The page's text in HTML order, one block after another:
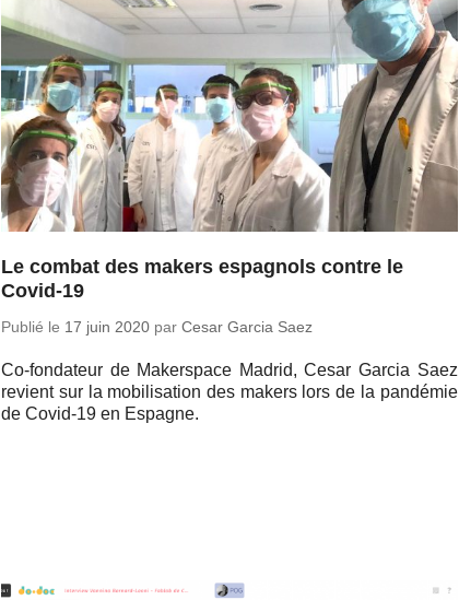
Le combat des makers espagnols contre le
Covid-19
Publié le 17 juin 2020 parCesar Garcia Saez
Co-fon­da­teur de Ma­kers­pace Madrid, Cesar Garcia Saez
revient sur la mo­bi­li­sa­tion des makers lors de la pan­dé­mie
de Co­vid-19 en Espagne.